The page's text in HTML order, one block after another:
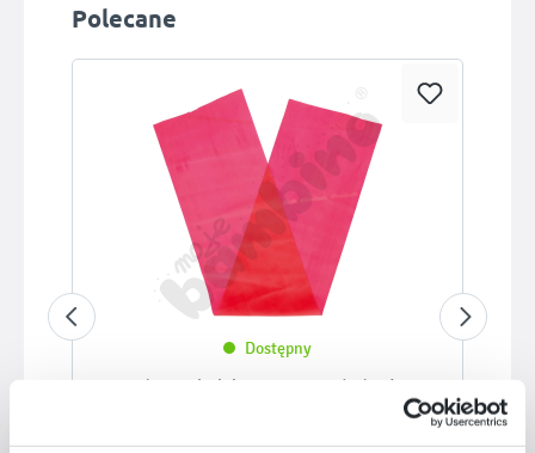
Pomiń galerię produktów
Polecane
Dostępny
Taśma rehabilitacyjna - opór średni
Kod produktu:168002